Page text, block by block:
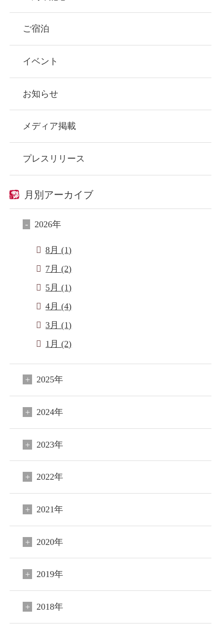
ご宿泊
イベント
お知らせ
メディア掲載
プレスリリース
月別アーカイブ
2026年
8月 (1)
7月 (2)
5月 (1)
4月 (4)
3月 (1)
1月 (2)
2025年
2024年
2023年
2022年
2021年
2020年
2019年
2018年